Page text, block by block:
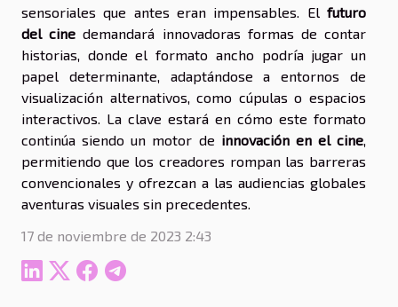
sensoriales que antes eran impensables. El futuro
del cine demandará innovadoras formas de contar
historias, donde el formato ancho podría jugar un
papel determinante, adaptándose a entornos de
visualización alternativos, como cúpulas o espacios
interactivos. La clave estará en cómo este formato
continúa siendo un motor de innovación en el cine
permitiendo que los creadores rompan las barreras
convencionales y ofrezcan a las audiencias globales
aventuras visuales sin precedentes.
17 de noviembre de 2023 2:43